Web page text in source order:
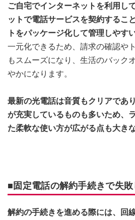
ご自宅でインターネットを利用し
ットで電話サービスを契約するこ
トをパッケージ化して管理しやす
一元化できるため、請求の確認や
もスムーズになり、生活のバック
やかになります。
最新の光電話は音質もクリアであ
が充実しているものも多いため、
た柔軟な使い方が広がる点も大き
■固定電話の解約手続きで失
解約の手続きを進める際には、回